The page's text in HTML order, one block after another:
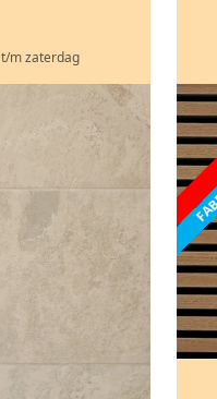
m zaterdag